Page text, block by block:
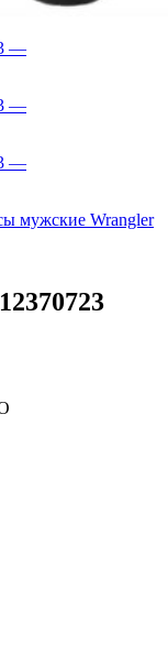
мужские Wrangler